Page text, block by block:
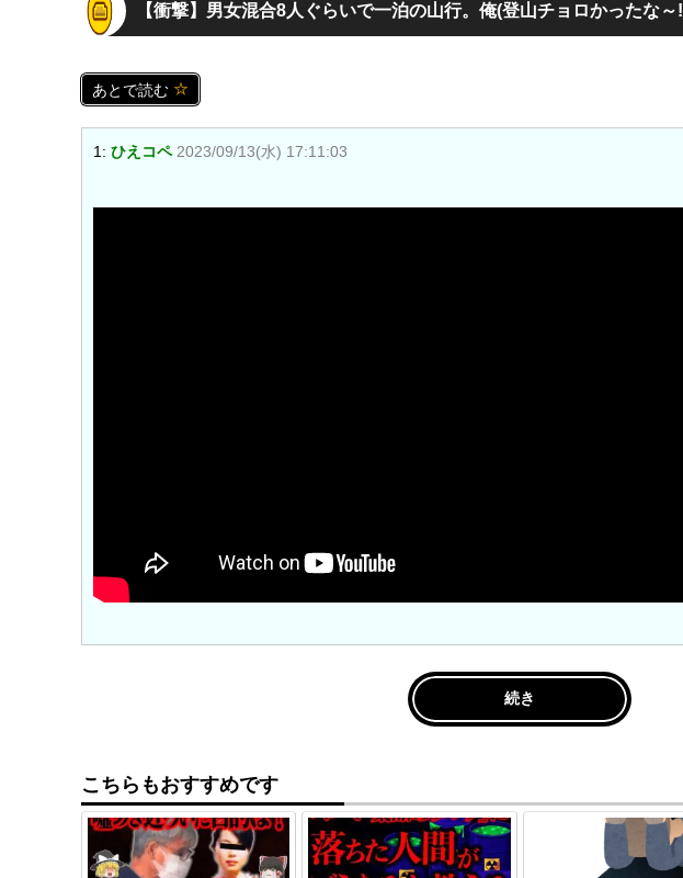
【衝撃】男女混合8人ぐらいで一泊の山行。俺(登山チョロかったな～!
あとで読む
1: ひえコペ 2023/09/13(水) 17:11:03
続き
こちらもおすすめです